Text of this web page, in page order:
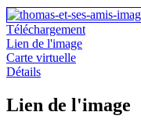
Téléchargement
Lien de l'image
Carte virtuelle
Détails
Lien de l'image